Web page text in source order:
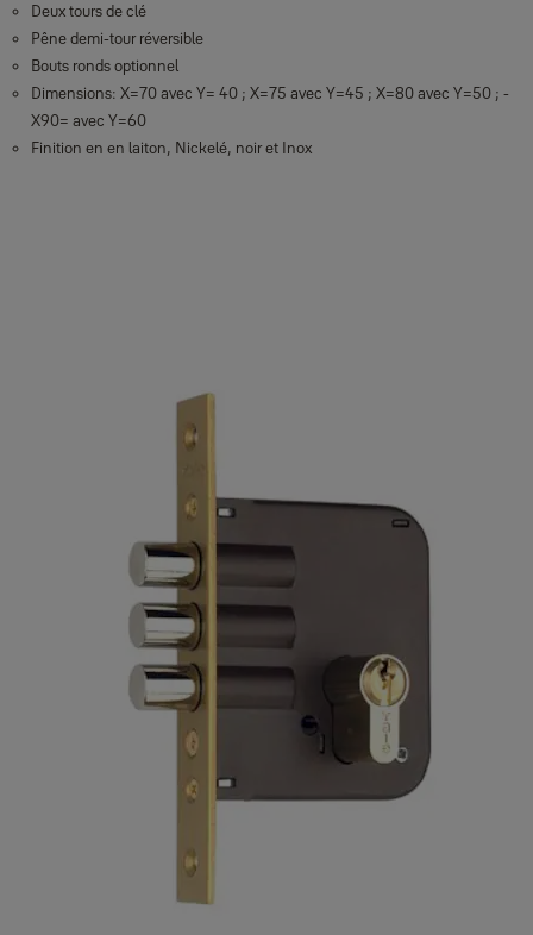
Deux tours de clé
Pêne demi-tour réversible
Bouts ronds optionnel
Dimensions: X=70 avec Y= 40 ; X=75 avec Y=45 ; X=80 avec Y=50 ; -
X90= avec Y=60
Finition en en laiton, Nickelé, noir et Inox